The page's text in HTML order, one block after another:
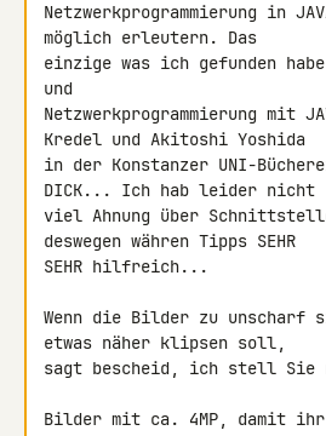
Netzwerkprogrammierung in
möglich erleutern. Das
einzige was ich gefunden
und
Netzwerkprogrammierung mit
Kredel und Akitoshi Yoshida
in der Konstanzer UNI-
DICK... Ich hab leider nicht
viel Ahnung über
deswegen währen Tipps SEHR
SEHR hilfreich...
Wenn die Bilder zu unscharf
etwas näher klipsen soll,
sagt bescheid, ich stell Sie
Bilder mit ca. 4MP, damit ihr